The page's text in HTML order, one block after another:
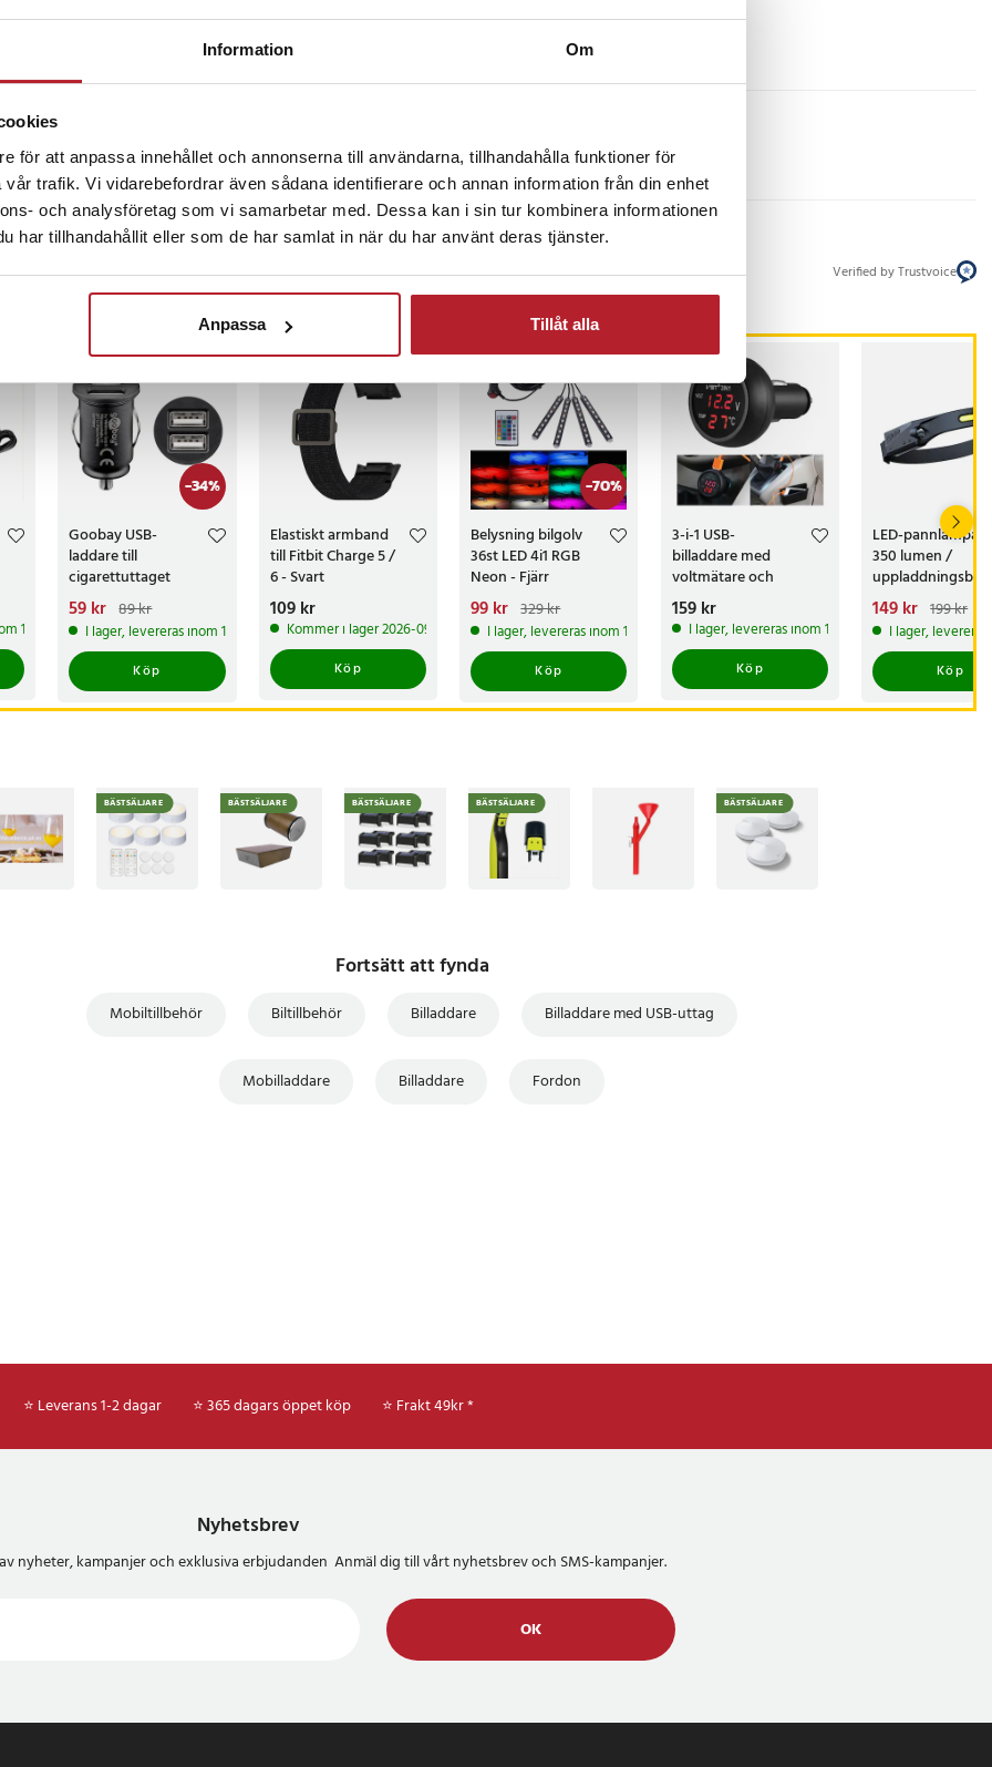
Information Om
för att anpassa innehållet och annonserna till användarna, tillhandahålla funktioner för
trafik. Vi vidarebefordrar även sådana identifierare och annan information från din enhet
och analysföretag som vi samarbetar med. Dessa kan i sin tur kombinera informationen
har tillhandahållit eller som de har samlat in när du har använt deras tjänster.
Anpassa Tillåt alla
kan du räkna med en
kvalitet som uppfyller alla
hörlurar, flera olika
mycket mer.
sedan
sedan
Verified by Trustvoice
1-2 vardagar
-34%
Goobay USB-
laddare till
cigarettuttaget
Nuvarande pris
59 krTidigare pris:89 kr
59 kr 89 kr
I lager, levereras inom 1-2 vardagar
Köp
Elastiskt armband
till Fitbit Charge 5 /
6 - Svart
Pris:109 kr
109 kr
Kommer i lager 2026-09-19
Köp
-70%
Belysning bilgolv
36st LED 4i1 RGB
Neon - Fjärr
Nuvarande pris
99 krTidigare pris:
329 kr
99 kr 329 kr
I lager, levereras inom 1-2 vardagar
Köp
3-i-1 USB-
billaddare med
voltmätare och
temperaturmätning
Pris :159 kr
159 kr
I lager, levereras inom 1-2 vardagar
Köp
LED-pannlampa
350 lumen /
uppladdningsbar
huvudlampa med
rörelsesensor /
bred ljusvinkel /
/ IPX4
Nuvarande pris
149 krTidigare
199 kr
149 kr 199 kr
I lager,
Köp
BÄSTSÄLJARE BÄSTSÄLJARE BÄSTSÄLJARE BÄSTSÄLJARE BÄSTSÄLJARE
Fortsätt att fynda
Mobiltillbehör Biltillbehör Billaddare Billaddare med USB-uttag
Mobilladdare Billaddare Fordon
⭐ Leverans 1-2 dagar ⭐ 365 dagars öppet köp ⭐ Frakt 49kr *
Nyhetsbrev
nyheter, kampanjer och exklusiva erbjudanden Anmäl dig till vårt nyhetsbrev och SMS-kampanjer.
OK